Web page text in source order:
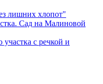
лишних хлопот"
Сад на Малиновой
участка с речкой и